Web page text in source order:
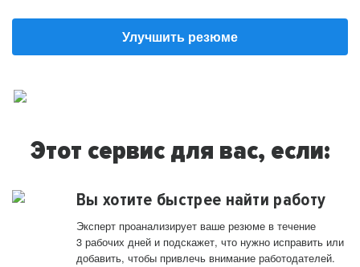
Улучшить резюме
Этот сервис для вас, если:
Вы хотите быстрее найти работу
Эксперт проанализирует ваше резюме в течение
3 рабочих дней и подскажет, что нужно исправить или
добавить, чтобы привлечь внимание работодателей.